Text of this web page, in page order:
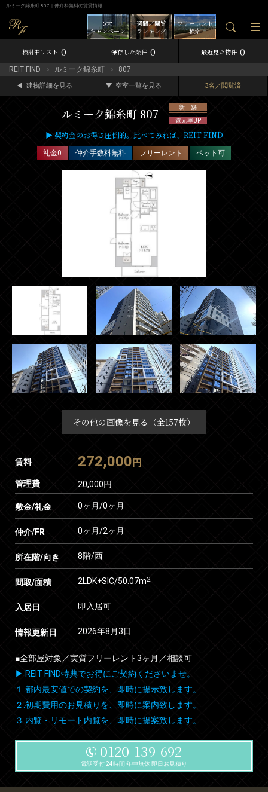
ルミーク錦糸町 807｜仲介料無料の賃貸情報
フリーレント
検索
週間／閲覧
ランキング
5大
キャンペーン
検討中リスト 0 保存した条件 0 最近見た物件 0
REIT FIND ルミーク錦糸町 807
建物詳細を見る 空室一覧を見る 3名／閲覧済
ルミーク錦糸町 807
新 築
還元率UP
▶ 契約金のお得さ圧倒的。比べてみれば、REIT FIND
礼金0 仲介手数料無料 フリーレント ペット可
その他の画像を見る（全157枚）
賃料 272,000 円
管理費 20,000円
敷金/礼金 0ヶ月/0ヶ月
仲介/FR 0ヶ月/2ヶ月
所在階/向き 8階/西
間取/面積 2LDK+SIC/50.07m2
入居日 即入居可
情報更新日 2026年8月3日
■全部屋対象／実質フリーレント3ヶ月／相談可
▶ REIT FIND特典でお得にご契約くださいませ。
１.都内最安値での契約を、即時に提示致します。
２.初期費用のお見積りを、即時に案内致します。
３.内覧・リモート内覧を、即時に提案致します。
0120-139-692
電話受付 24時間 年中無休 即日お見積り